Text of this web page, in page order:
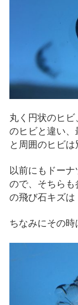
丸く円状のヒビ
のヒビと違い
と周囲のヒビは
以前にもドー
ので、そちら
の飛び石キズ
ちなみにその時